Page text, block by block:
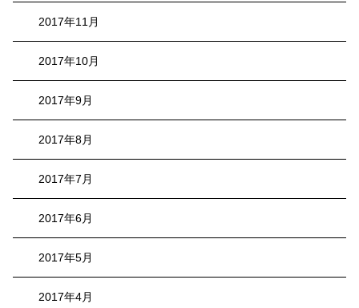
2017年11月
2017年10月
2017年9月
2017年8月
2017年7月
2017年6月
2017年5月
2017年4月